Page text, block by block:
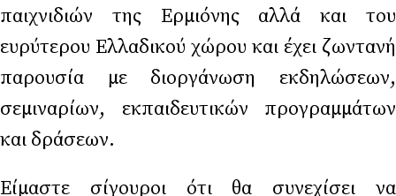
παιχνιδιών της Ερμιόνης αλλά και του
ευρύτερου Ελλαδικού χώρου και έχει ζωντανή
παρουσία με διοργάνωση εκδηλώσεων,
σεμιναρίων, εκπαιδευτικών προγραμμάτων
και δράσεων.
Είμαστε σίγουροι ότι θα συνεχίσει να